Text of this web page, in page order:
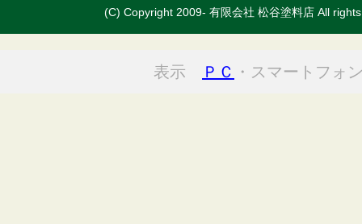
(C) Copyright 2009- 有限会社 松谷塗料店 All
表示 ＰＣ ・スマートフォ